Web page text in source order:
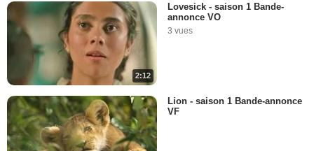
2:12
Lovesick - saison 1 Bande-
annonce VO
3 vues
Lion - saison 1 Bande-annonce
VF